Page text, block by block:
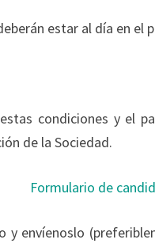
estar al día en el
condiciones y el
de la Sociedad.
Formulario de
y envíenoslo